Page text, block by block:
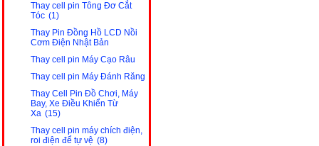
Thay cell pin Tông Đơ Cắt
Tóc (1)
Thay Pin Đồng Hồ LCD Nồi
Cơm Điện Nhật Bản
Thay cell pin Máy Cạo Râu
Thay cell pin Máy Đánh Răng
Thay Cell Pin Đồ Chơi, Máy
Bay, Xe Điều Khiển Từ
Xa (15)
Thay cell pin máy chích điện,
roi điện để tự vệ (8)